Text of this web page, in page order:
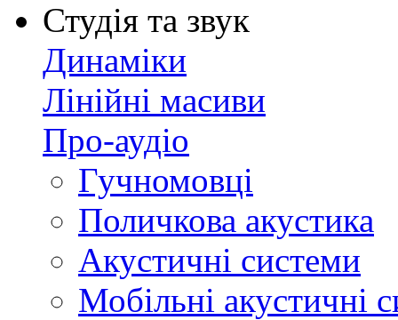
Студія та звук
Динаміки
Лінійні масиви
Про-аудіо
Гучномовці
Поличкова акустика
Акустичні системи
Мобільні акустичні